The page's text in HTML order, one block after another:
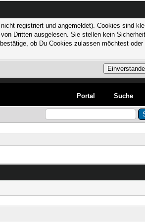
registriert und angemeldet). Cookies sind
Dritten ausgelesen. Sie stellen kein
ob Du Cookies zulassen möchtest oder
Portal Suche